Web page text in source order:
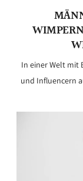
In einer Welt mit
und Influencern